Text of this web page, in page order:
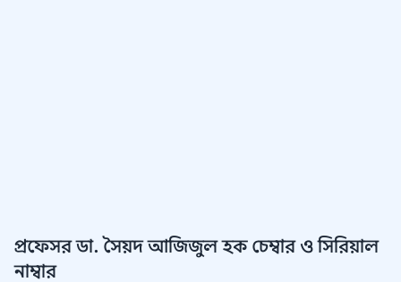
প্রফেসর ডা. সৈয়দ আজিজুল হক চেম্বার ও সিরিয়াল
নাম্বার